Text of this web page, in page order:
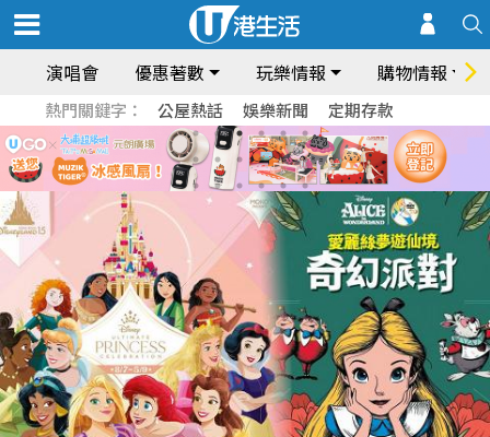
演唱會 優惠著數 玩樂情報 購物情報
熱門關鍵字： 公屋熱話 娛樂新聞 定期存款